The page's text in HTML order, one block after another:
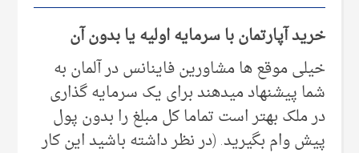
خرید آپارتمان با سرمایه اولیه یا بدون آن
خیلی موقع ها مشاورین فاینانس در آلمان به
شما پیشنهاد میدهند برای یک سرمایه گذاری
در ملک بهتر است تماما کل مبلغ را بدون پول
پیش وام بگیرید. (در نظر داشته باشید این کار